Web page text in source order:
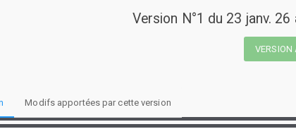
Version N°1 du 23 janv.
VERSION
Modifs apportées par cette version